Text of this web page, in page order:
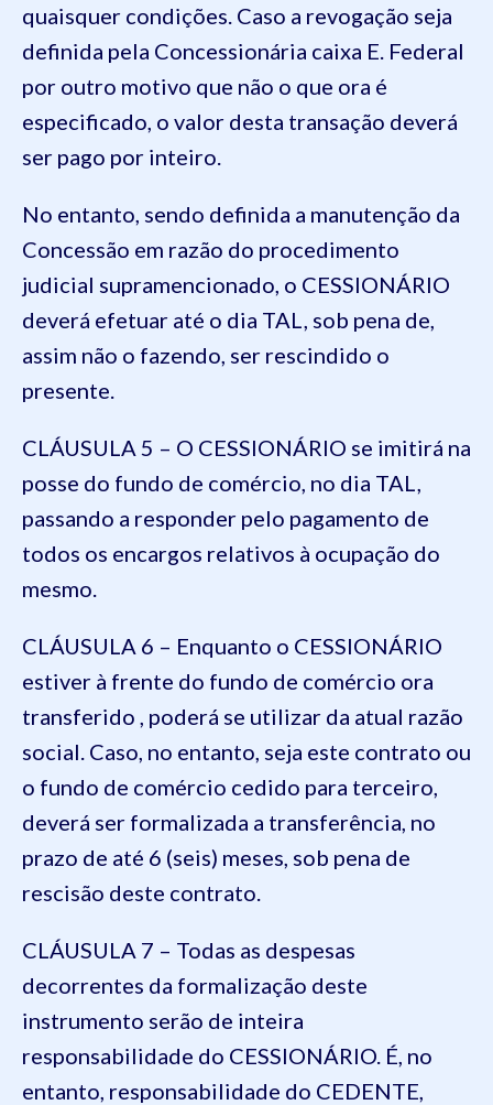
quaisquer condições. Caso a revogação seja
definida pela Concessionária caixa E. Federal
por outro motivo que não o que ora é
especificado, o valor desta transação deverá
ser pago por inteiro.
No entanto, sendo definida a manutenção da
Concessão em razão do procedimento
judicial supramencionado, o CESSIONÁRIO
deverá efetuar até o dia TAL, sob pena de,
assim não o fazendo, ser rescindido o
presente.
CLÁUSULA 5 – O CESSIONÁRIO se imitirá na
posse do fundo de comércio, no dia TAL,
passando a responder pelo pagamento de
todos os encargos relativos à ocupação do
mesmo.
CLÁUSULA 6 – Enquanto o CESSIONÁRIO
estiver à frente do fundo de comércio ora
transferido , poderá se utilizar da atual razão
social. Caso, no entanto, seja este contrato ou
o fundo de comércio cedido para terceiro,
deverá ser formalizada a transferência, no
prazo de até 6 (seis) meses, sob pena de
rescisão deste contrato.
CLÁUSULA 7 – Todas as despesas
decorrentes da formalização deste
instrumento serão de inteira
responsabilidade do CESSIONÁRIO. É, no
entanto, responsabilidade do CEDENTE,